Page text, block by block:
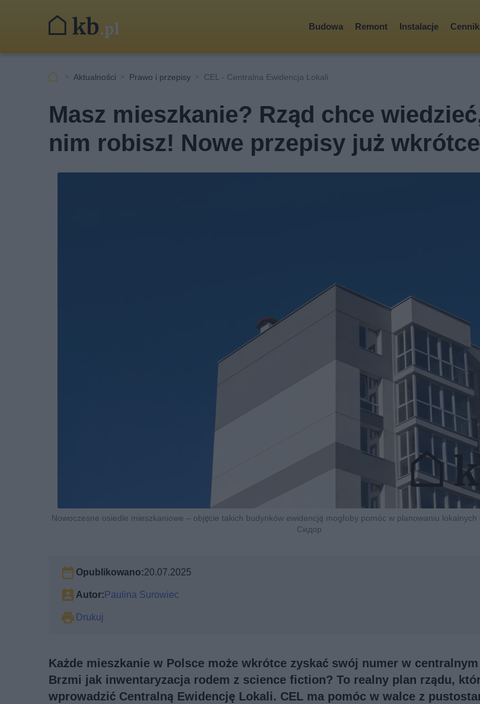
Budowa Remont Instalacje
Aktualności Prawo i przepisy CEL - Centralna Ewidencja Lokali
Masz mieszkanie? Rząd chce
nim robisz! Nowe przepisy już wkrótce
Nowoczesne osiedle mieszkaniowe – objęcie takich budynków ewidencją mogłoby pomóc w planowaniu
Сидор
Opublikowano:20.07.2025
Autor:Paulina Surowiec
Drukuj
Każde mieszkanie w Polsce może wkrótce zyskać swój numer w
Brzmi jak inwentaryzacja rodem z science fiction? To realny plan rządu,
wprowadzić Centralną Ewidencję Lokali. CEL ma pomóc w walce z